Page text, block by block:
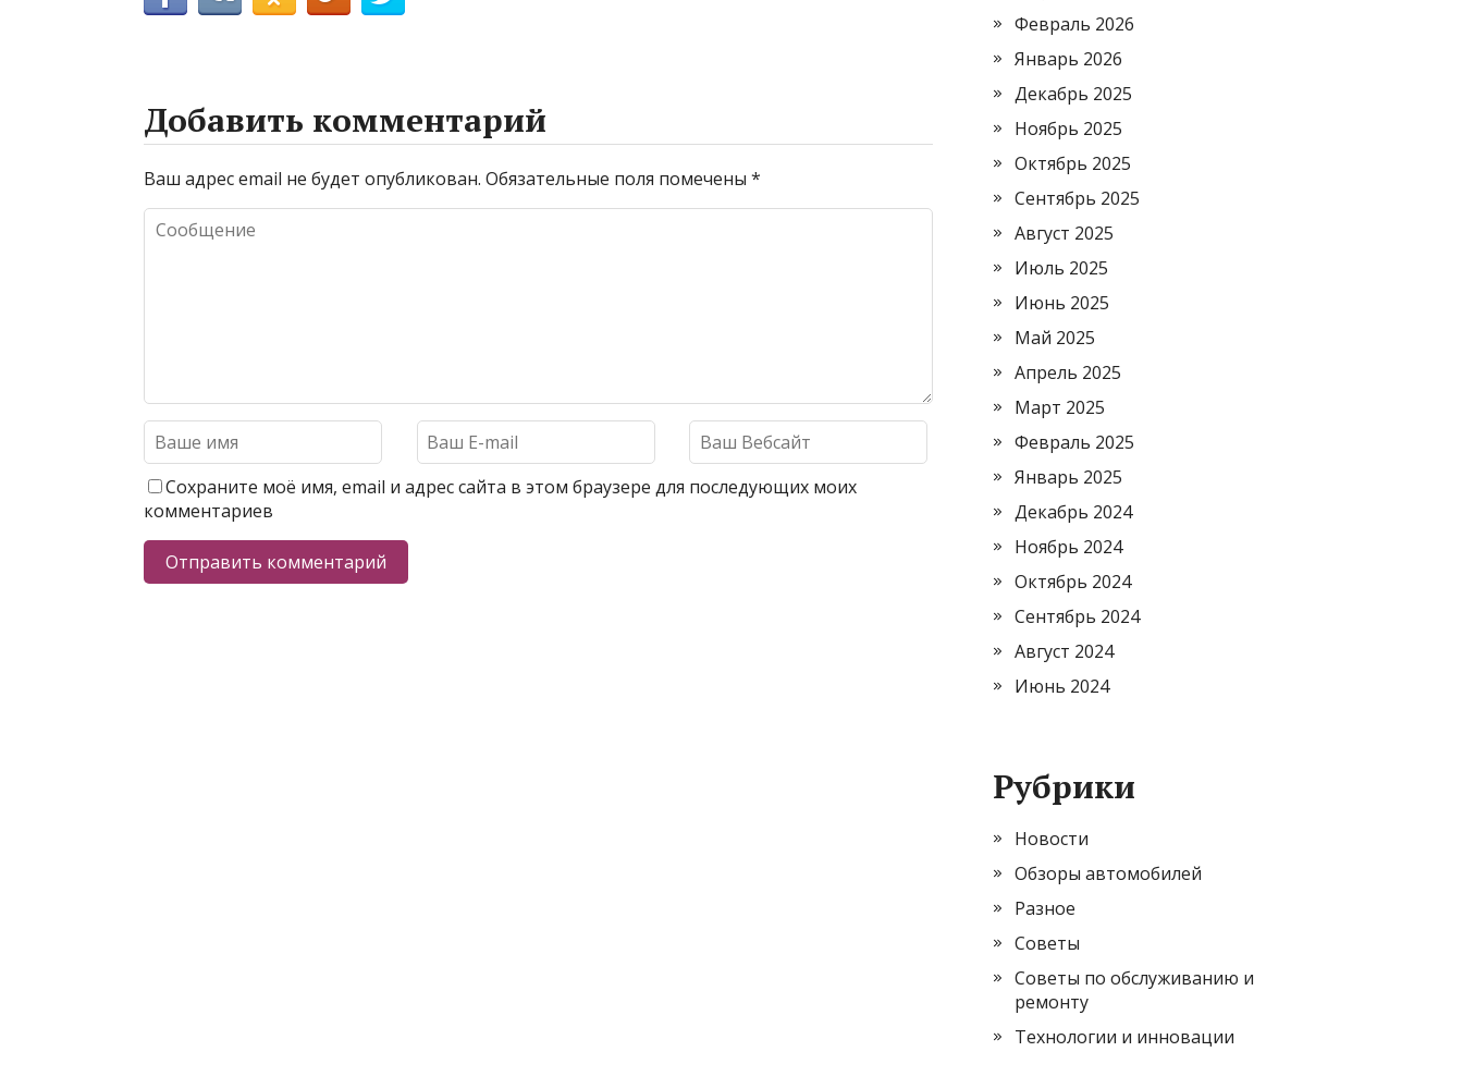
Добавить комментарий
Ваш адрес email не будет опубликован. Обязательные поля помечены *
Сохраните моё имя, email и адрес сайта в этом браузере для последующих моих
комментариев
Февраль 2026
Январь 2026
Декабрь 2025
Ноябрь 2025
Октябрь 2025
Сентябрь 2025
Август 2025
Июль 2025
Июнь 2025
Май 2025
Апрель 2025
Март 2025
Февраль 2025
Январь 2025
Декабрь 2024
Ноябрь 2024
Октябрь 2024
Сентябрь 2024
Август 2024
Июнь 2024
Рубрики
Новости
Обзоры автомобилей
Разное
Советы
Советы по обслуживанию и
ремонту
Технологии и инновации